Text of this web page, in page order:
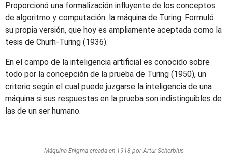
Proporcionó una formalización influyente de los conceptos
de algoritmo y computación: la máquina de Turing. Formuló
su propia versión, que hoy es ampliamente aceptada como la
tesis de Churh-Turing (1936).
En el campo de la inteligencia artificial es conocido sobre
todo por la concepción de la prueba de Turing (1950), un
criterio según el cual puede juzgarse la inteligencia de una
máquina si sus respuestas en la prueba son indistinguibles de
las de un ser humano.
Máquina Enigma creada en 1918 por Artur Scherbius